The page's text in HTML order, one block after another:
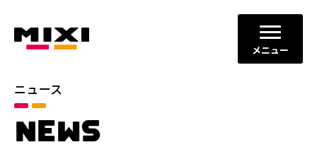
メニュー
ニュース
NEWS